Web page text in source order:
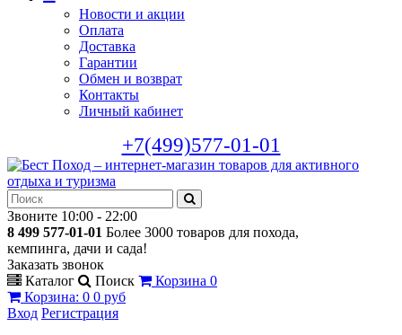
Новости и акции
Оплата
Доставка
Гарантии
Обмен и возврат
Контакты
Личный кабинет
+7(499)577-01-01
Звоните 10:00 - 22:00
8 499 577-01-01 Более 3000 товаров для похода,
кемпинга, дачи и сада!
Заказать звонок
Каталог
Поиск Корзина 0
Корзина: 0 0 руб
Вход Регистрация